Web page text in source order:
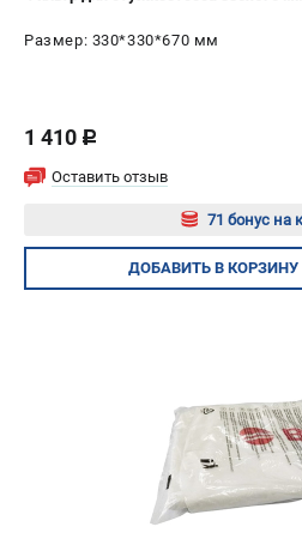
Размер: 330*330*670 мм
1 410 c
Оставить отзыв
71 бонус на
Авторизуйтесь
ДОБАВИТЬ В КОРЗИНУ